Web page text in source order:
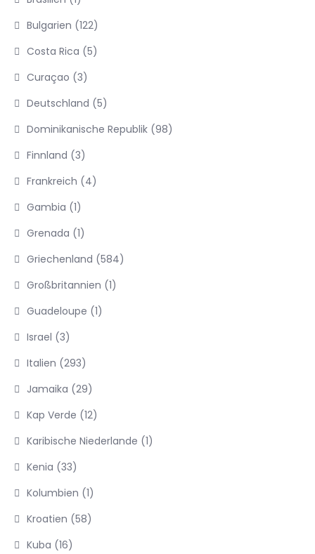
Bulgarien (122)
Costa Rica (5)
Curaçao (3)
Deutschland (5)
Dominikanische Republik (98)
Finnland (3)
Frankreich (4)
Gambia (1)
Grenada (1)
Griechenland (584)
Großbritannien (1)
Guadeloupe (1)
Israel (3)
Italien (293)
Jamaika (29)
Kap Verde (12)
Karibische Niederlande (1)
Kenia (33)
Kolumbien (1)
Kroatien (58)
Kuba (16)